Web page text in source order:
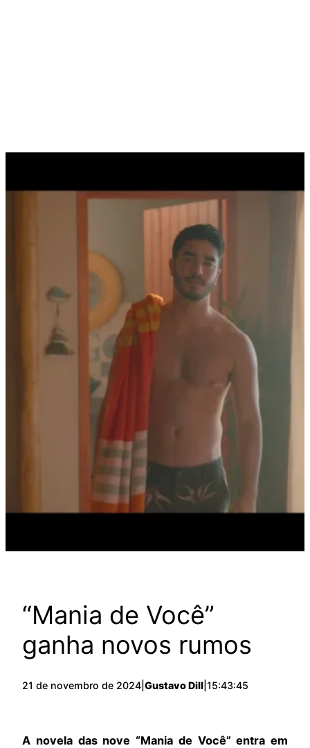
“Mania de Você”
ganha novos rumos
21 de novembro de 2024 Gustavo Dill 15:43:45
A novela das nove “Mania de Você” entra em